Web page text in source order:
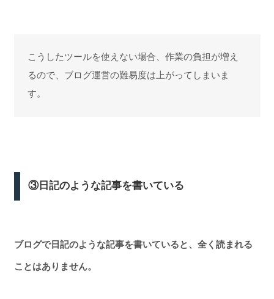
こうしたツールを使えない場合、作業の負担が増え
るので、ブログ運営の難易度は上がってしまいま
す。
③日記のような記事を書いている
ブログで日記のような記事を書いていると、全く読まれる
ことはありません。